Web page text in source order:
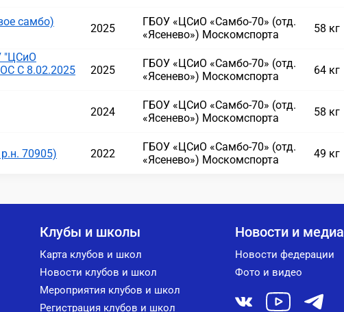
самбо)
2025
ГБОУ «ЦСиО «Самбо-70» (отд.
«Ясенево») Москомспорта
58 кг
"ЦСиО
С 8.02.2025
2025
ГБОУ «ЦСиО «Самбо-70» (отд.
«Ясенево») Москомспорта
64 кг
2024
ГБОУ «ЦСиО «Самбо-70» (отд.
«Ясенево») Москомспорта
58 кг
70905) 2022
ГБОУ «ЦСиО «Самбо-70» (отд.
«Ясенево») Москомспорта
49 кг
Клубы и школы
Карта клубов и школ
Новости клубов и школ
Мероприятия клубов и школ
Регистрация клубов и школ
Новости и медиа
Новости федерации
Фото и видео